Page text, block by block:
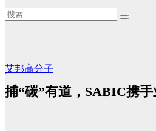
艾邦高分子
捕“碳”有道，SABIC携